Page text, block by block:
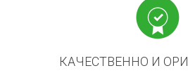
КАЧЕСТВЕННО И